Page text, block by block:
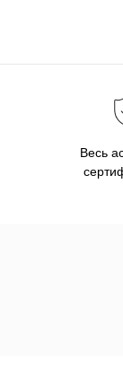
Весь